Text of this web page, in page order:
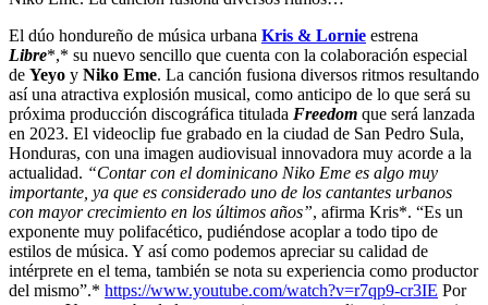
El dúo hondureño de música urbana Kris & Lornie estrena
Libre*,* su nuevo sencillo que cuenta con la colaboración especial
de Yeyo y Niko Eme. La canción fusiona diversos ritmos resultando
así una atractiva explosión musical, como anticipo de lo que será su
próxima producción discográfica titulada Freedom que será lanzada
en 2023. El videoclip fue grabado en la ciudad de San Pedro Sula,
Honduras, con una imagen audiovisual innovadora muy acorde a la
actualidad. “Contar con el dominicano Niko Eme es algo muy
importante, ya que es considerado uno de los cantantes urbanos
con mayor crecimiento en los últimos años”, afirma Kris*. “Es un
exponente muy polifacético, pudiéndose acoplar a todo tipo de
estilos de música. Y así como podemos apreciar su calidad de
intérprete en el tema, también se nota su experiencia como productor
del mismo”.* https://www.youtube.com/watch?v=r7qp9-cr3IE Por